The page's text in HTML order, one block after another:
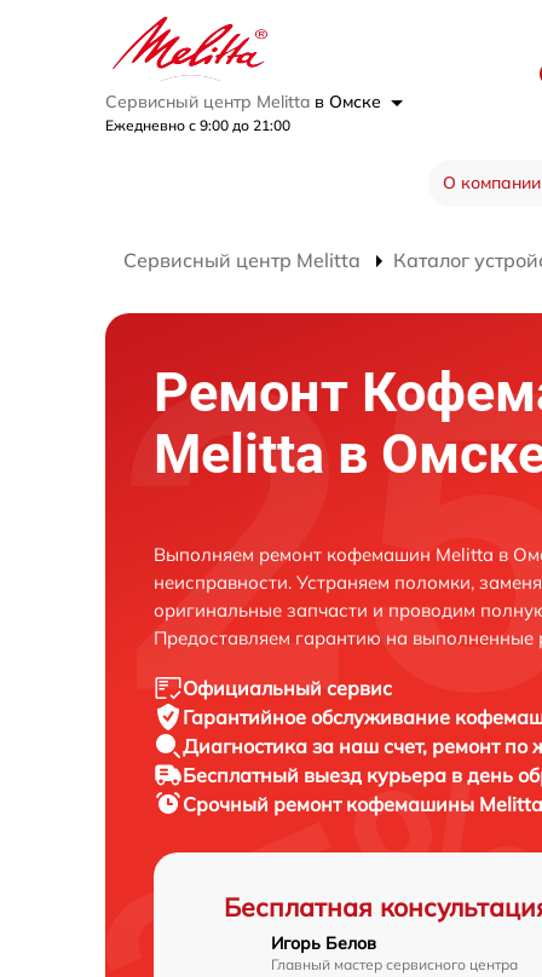
Сервисный центр Melitta в Омске
Ежедневно с 9:00 до 21:00
О компании
Сервисный центр Melitta Каталог
Ремонт
Melitta в
Выполняем ремонт кофемашин Melitta в
неисправности. Устраняем поломки,
оригинальные запчасти и проводим
Предоставляем гарантию на выполненные
Официальный сервис
Гарантийное обслуживание
Диагностика за наш счет, ремонт по
Бесплатный выезд курьера в день
Срочный ремонт кофемашины Melitta
Бесплатная
Игорь Белов
Главный мастер сервисного центра